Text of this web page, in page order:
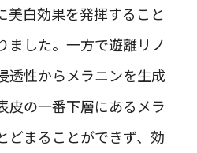
美白効果を発揮すること
ました。一方で遊離リノ
透性からメラニンを生成
皮の一番下層にあるメラ
どまることができず、効